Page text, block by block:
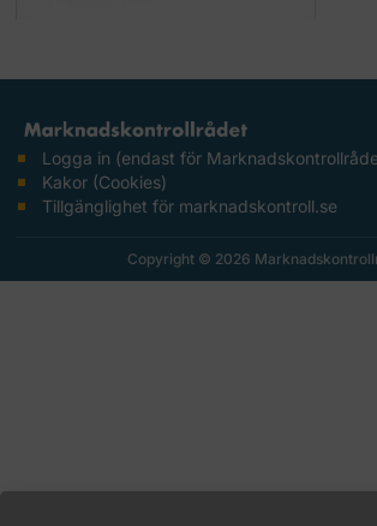
Logga in (endast för
Kakor (Cookies)
Tillgänglighet för marknadskontroll.se
Copyright © 2026